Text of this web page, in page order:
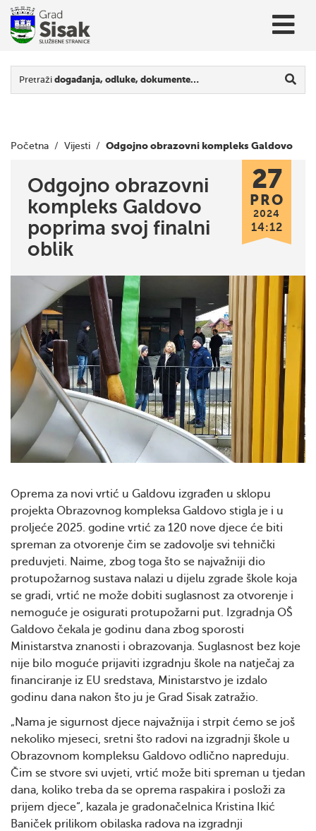
Pretraži događanja, odluke, dokumente…
Početna / Vijesti / Odgojno obrazovni kompleks Galdovo
Odgojno obrazovni
kompleks Galdovo
poprima svoj finalni
oblik
27
PRO
2024
14:12
Oprema za novi vrtić u Galdovu izgrađen u sklopu
projekta Obrazovnog kompleksa Galdovo stigla je i u
proljeće 2025. godine vrtić za 120 nove djece će biti
spreman za otvorenje čim se zadovolje svi tehnički
preduvjeti. Naime, zbog toga što se najvažniji dio
protupožarnog sustava nalazi u dijelu zgrade škole koja
se gradi, vrtić ne može dobiti suglasnost za otvorenje i
nemoguće je osigurati protupožarni put. Izgradnja OŠ
Galdovo čekala je godinu dana zbog sporosti
Ministarstva znanosti i obrazovanja. Suglasnost bez koje
nije bilo moguće prijaviti izgradnju škole na natječaj za
financiranje iz EU sredstava, Ministarstvo je izdalo
godinu dana nakon što ju je Grad Sisak zatražio.
„Nama je sigurnost djece najvažnija i strpit ćemo se još
nekoliko mjeseci, sretni što radovi na izgradnji škole u
Obrazovnom kompleksu Galdovo odlično napreduju.
Čim se stvore svi uvjeti, vrtić može biti spreman u tjedan
dana, koliko treba da se oprema raspakira i posloži za
prijem djece“, kazala je gradonačelnica Kristina Ikić
Baniček prilikom obilaska radova na izgradnji